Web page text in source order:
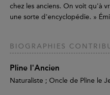
chez les anciens. On voit qu'à
une sorte d'encyclopédie. »
BIOGRAPHIES
Pline l'Ancien
Naturaliste ; Oncle de Pline le